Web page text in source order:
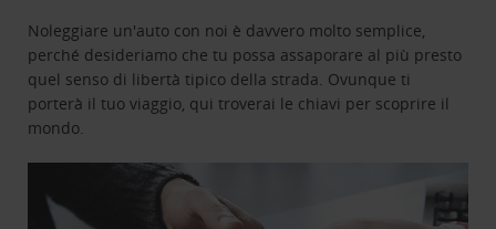
Noleggiare un'auto con noi è davvero molto semplice,
perché desideriamo che tu possa assaporare al più presto
quel senso di libertà tipico della strada. Ovunque ti
porterà il tuo viaggio, qui troverai le chiavi per scoprire il
mondo.